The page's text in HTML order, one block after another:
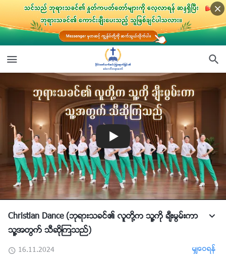
Christian Dance (ဘုရားသခင္၏ လူတို႔က သူ႔ကို ခ်ီးမြမ္းကာ
သူ႔အတြက္ သီဆိုၾကသည္)
16.11.2024 မွ်ေဝရန္